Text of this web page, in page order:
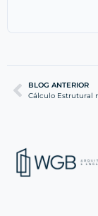
BLOG ANTERIOR